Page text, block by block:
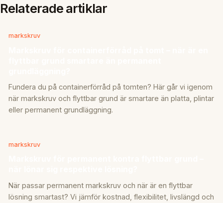
Relaterade artiklar
markskruv
Fundera du på containerförråd på tomten? Här går vi igenom
när markskruv och flyttbar grund är smartare än platta, plintar
eller permanent grundläggning.
markskruv
När passar permanent markskruv och när är en flyttbar
lösning smartast? Vi jämför kostnad, flexibilitet, livslängd och